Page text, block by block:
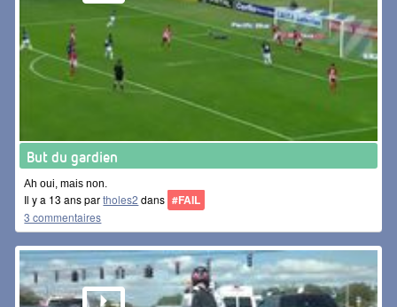
But du gardien
Ah oui, mais non.
Il y a 13 ans partholes2 dans #FAIL
3 commentaires